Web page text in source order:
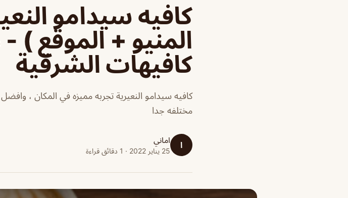
كافيه سيدامو
المنيو + الموقع )
كافيهات الشرقية
كافيه سيدامو النعيرية تجربه مميزه في المكان ،
مختلفه جدا
ا اماني
25 يناير 2022 · 1 دقائق قراءة